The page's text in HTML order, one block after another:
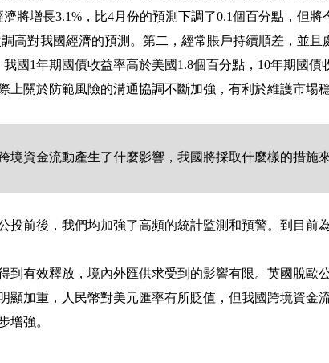
濟將增長3.1%，比4月份的預測下調了0.1個百分點，但將
高對我國經濟的預測。第二，經常賬戶持續順差，並且
我國1年期國債收益率高於美國1.8個百分點， 10年期國債
關於防範風險的溝通協調不斷加強，有利於維護市場穩
資金流動產生了什麼影響，我國將採取什麼樣的措施
投前後，我們均加強了高頻的統計監測和預警。到目前
到有效釋放，境內外匯供求受到的影響有限。英國脫歐
加重，人民幣對美元匯率有所貶值，但我國跨境資金
增強。